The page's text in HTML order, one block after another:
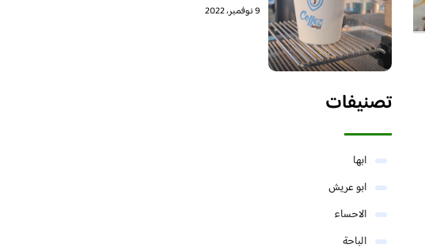
9 نوفمبر، 2022
تصنيفات
ابها
ابو عريش
الاحساء
الباحة